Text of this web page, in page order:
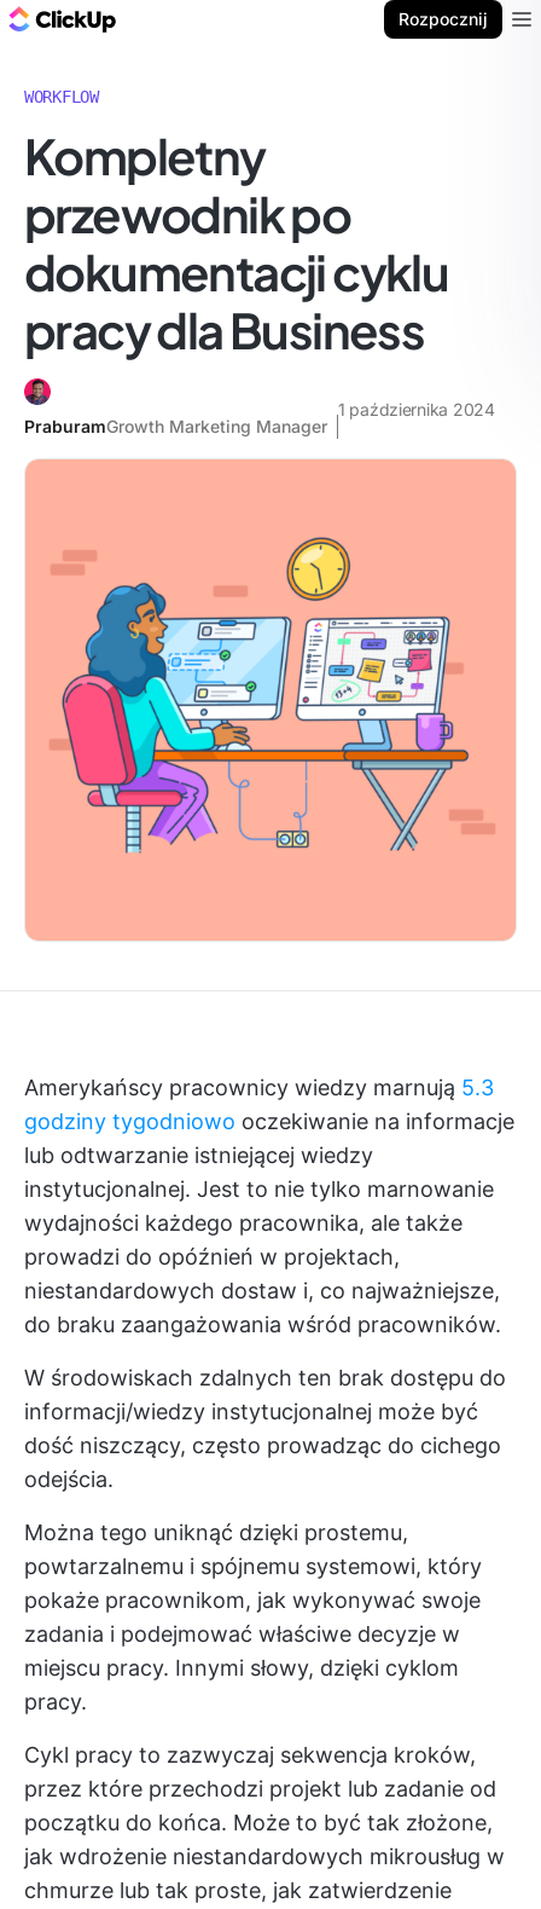
Rozpocznij
WORKFLOW
Kompletny
przewodnik po
dokumentacji cyklu
pracy dla Business
PraburamGrowth Marketing Manager
1 października 2024
Amerykańscy pracownicy wiedzy marnują 5.3
godziny tygodniowo oczekiwanie na informacje
lub odtwarzanie istniejącej wiedzy
instytucjonalnej. Jest to nie tylko marnowanie
wydajności każdego pracownika, ale także
prowadzi do opóźnień w projektach,
niestandardowych dostaw i, co najważniejsze,
do braku zaangażowania wśród pracowników.
W środowiskach zdalnych ten brak dostępu do
informacji/wiedzy instytucjonalnej może być
dość niszczący, często prowadząc do cichego
odejścia.
Można tego uniknąć dzięki prostemu,
powtarzalnemu i spójnemu systemowi, który
pokaże pracownikom, jak wykonywać swoje
zadania i podejmować właściwe decyzje w
miejscu pracy. Innymi słowy, dzięki cyklom
pracy.
Cykl pracy to zazwyczaj sekwencja kroków,
przez które przechodzi projekt lub zadanie od
początku do końca. Może to być tak złożone,
jak wdrożenie niestandardowych mikrousług w
chmurze lub tak proste, jak zatwierdzenie